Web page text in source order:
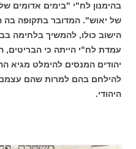
בהימנון לח"י "בימים אדומים
של יאוש". המדובר בתקופה בה
הישוב כולו, להמשיך בלחימה
עמדת לח"י הייתה כי הבריטים,
יהודים המנסים להימלט מגיא
להילחם בהם למרות שהם
היהודי.